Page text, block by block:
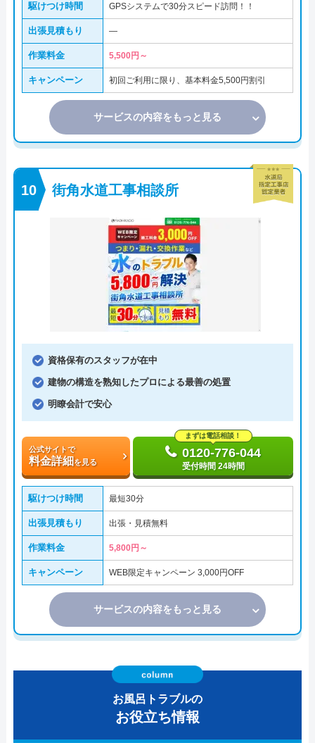
駆けつけ時間 GPSシステムで30分スピード訪問！！
出張見積もり ―
作業料金 5,500円～
キャンペーン 初回ご利用に限り、基本料金5,500円割引
サービスの内容をもっと見る
街角水道工事相談所
資格保有のスタッフが在中
建物の構造を熟知したプロによる最善の処置
明瞭会計で安心
公式サイトで
料金詳細を見る
まずは電話相談！
0120-776-044
受付時間 24時間
駆けつけ時間 最短30分
出張見積もり 出張・見積無料
作業料金 5,800円～
キャンペーン WEB限定キャンペーン 3,000円OFF
サービスの内容をもっと見る
お風呂トラブルの
お役立ち情報